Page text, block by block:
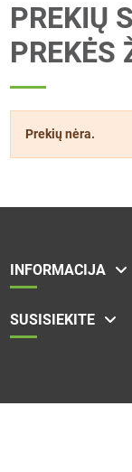
PREKIŲ
PREKĖS
Prekių nėra.
INFORMACIJA
SUSISIEKITE